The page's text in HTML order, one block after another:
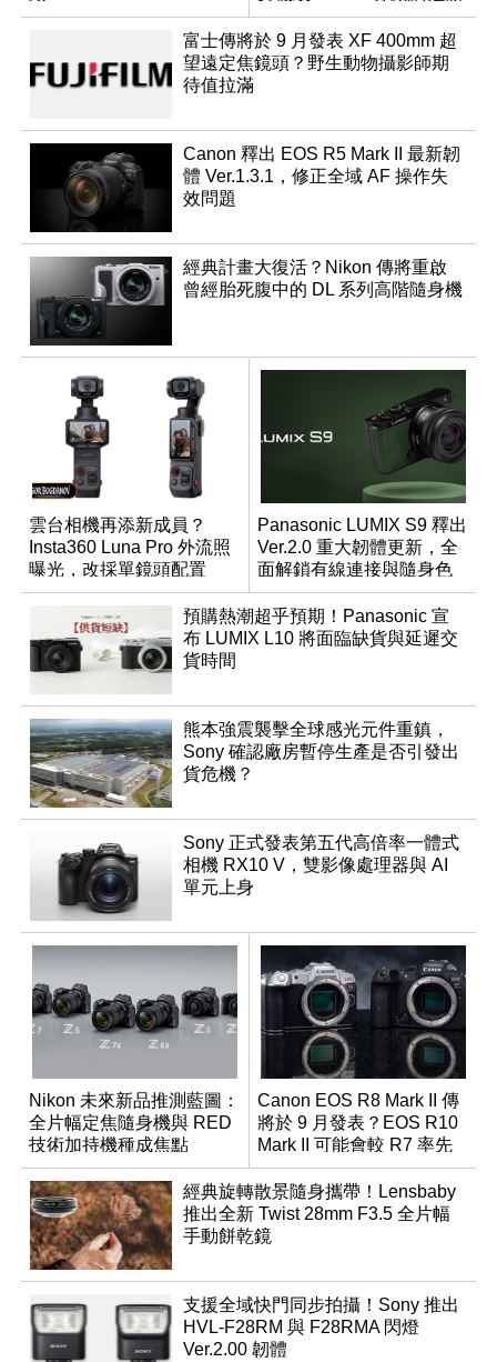
成員？
富士傳將於 9 月發表 XF 400mm 超
望遠定焦鏡頭？野生動物攝影師期
待值拉滿
Canon 釋出 EOS R5 Mark II 最新韌
體 Ver.1.3.1，修正全域 AF 操作失
效問題
經典計畫大復活？Nikon 傳將重啟
曾經胎死腹中的 DL 系列高階隨身機
雲台相機再添新成員？
Insta360 Luna Pro 外流照
曝光，改採單鏡頭配置
Panasonic LUMIX S9 釋出
Ver.2.0 重大韌體更新，全
面解鎖有線連接與隨身色
調編輯
預購熱潮超乎預期！Panasonic 宣
布 LUMIX L10 將面臨缺貨與延遲交
貨時間
熊本強震襲擊全球感光元件重鎮，
Sony 確認廠房暫停生產是否引發出
貨危機？
Sony 正式發表第五代高倍率一體式
相機 RX10 V，雙影像處理器與 AI
單元上身
Nikon 未來新品推測藍圖：
全片幅定焦隨身機與 RED
技術加持機種成焦點
Canon EOS R8 Mark II 傳
將於 9 月發表？EOS R10
Mark II 可能會較 R7 率先
推出
經典旋轉散景隨身攜帶！Lensbaby
推出全新 Twist 28mm F3.5 全片幅
手動餅乾鏡
支援全域快門同步拍攝！Sony 推出
HVL-F28RM 與 F28RMA 閃燈
Ver.2.00 韌體